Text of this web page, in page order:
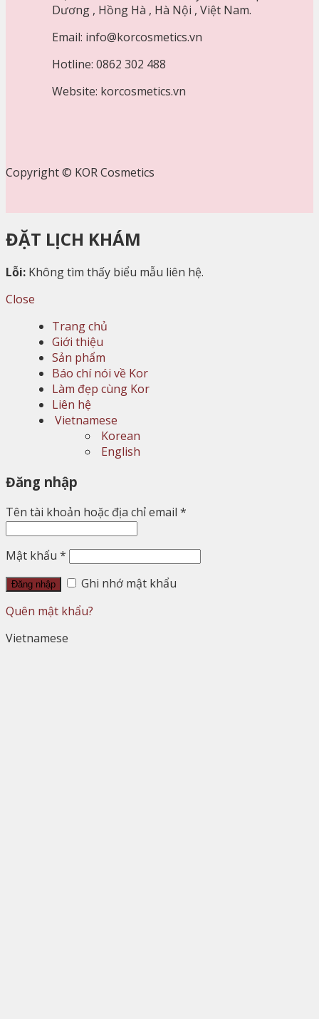
Dương , Hồng Hà , Hà Nội , Việt Nam.
Email: info@korcosmetics.vn
Hotline: 0862 302 488
Website: korcosmetics.vn
Copyright © KOR Cosmetics
ĐẶT LỊCH KHÁM
Lỗi: Không tìm thấy biểu mẫu liên hệ.
Close
Trang chủ
Giới thiệu
Sản phẩm
Báo chí nói về Kor
Làm đẹp cùng Kor
Liên hệ
Vietnamese
Korean
English
Đăng nhập
Tên tài khoản hoặc địa chỉ email *
Mật khẩu *
Đăng nhập
Ghi nhớ mật khẩu
Quên mật khẩu?
Vietnamese